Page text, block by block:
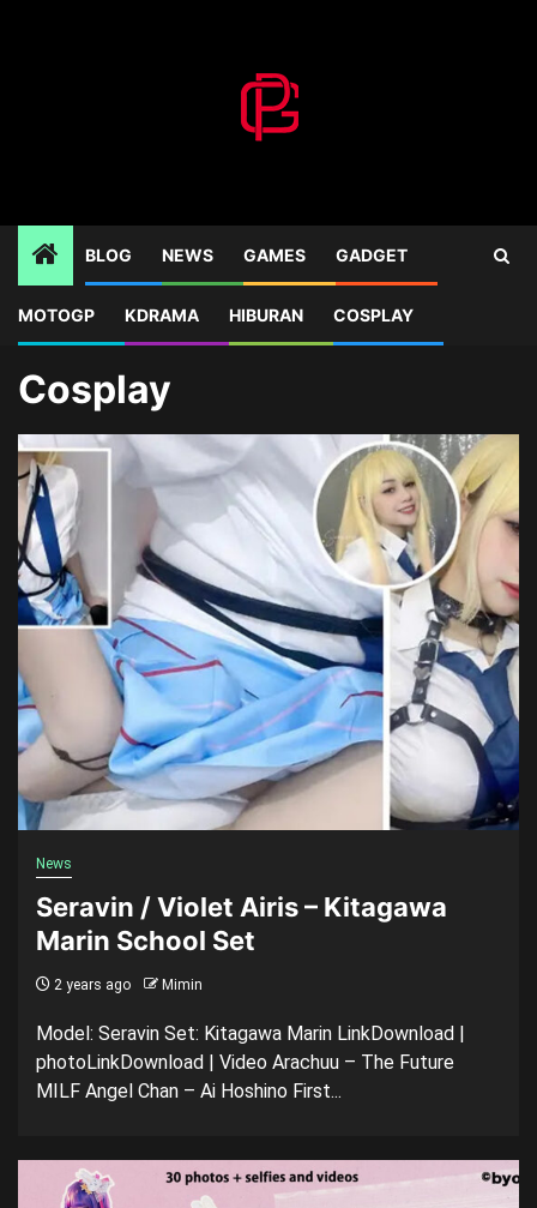
BLOG NEWS GAMES GADGET
MOTOGP KDRAMA HIBURAN COSPLAY
Home Blog Cosplay
Cosplay
News
Seravin / Violet Airis – Kitagawa
Marin School Set
2 years ago Mimin
Model: Seravin Set: Kitagawa Marin LinkDownload |
photoLinkDownload | Video Arachuu – The Future
MILF Angel Chan – Ai Hoshino First...